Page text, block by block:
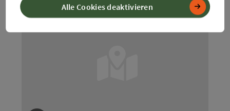
Alle Cookies deaktivieren